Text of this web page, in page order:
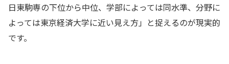
日東駒専の下位から中位、学部によっては同水準、分野に
よっては東京経済大学に近い見え方」と捉えるのが現実的
です。